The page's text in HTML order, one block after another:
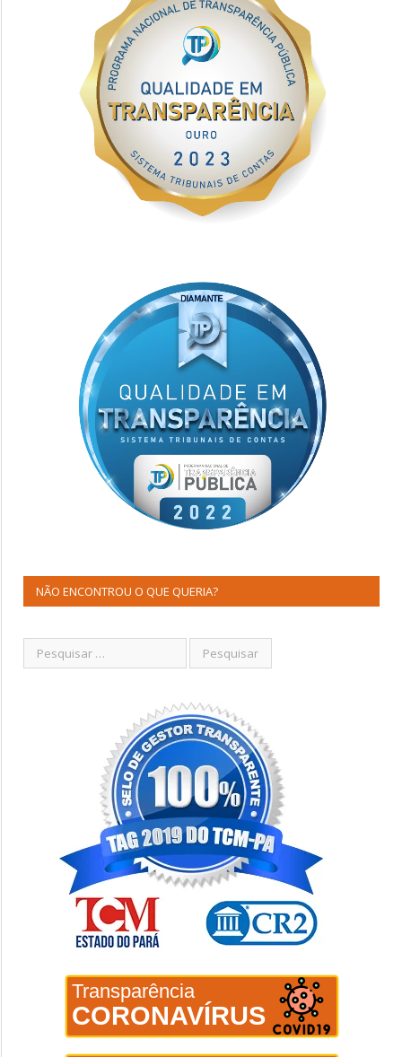
NÃO ENCONTROU O QUE QUERIA?
Transparência
CORONAVÍRUS